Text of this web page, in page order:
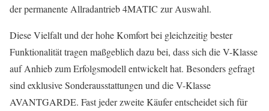
der permanente Allradantrieb 4MATIC zur Auswahl.
Diese Vielfalt und der hohe Komfort bei gleichzeitig bester
Funktionalität tragen maßgeblich dazu bei, dass sich die V-Klasse
auf Anhieb zum Erfolgsmodell entwickelt hat. Besonders gefragt
sind exklusive Sonderausstattungen und die V-Klasse
AVANTGARDE. Fast jeder zweite Käufer entscheidet sich für